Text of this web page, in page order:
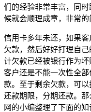
们的经验非常丰富，同
候就会顺理成章，非常的
信用卡多年未还，如果
欠款，然后好好打理自
计欠款已经被银行作为坏
客户还是不能一次性全
款。至于剩余欠款，可
还款期限，分期还款。
网的小编整理了下面的知